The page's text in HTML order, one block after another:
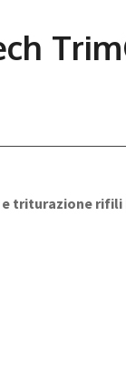
triturazione rifili